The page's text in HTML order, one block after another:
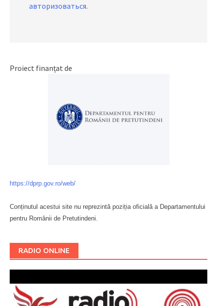
авторизоваться.
Proiect finanțat de
https://dprp.gov.ro/web/
Conținutul acestui site nu reprezintă poziția oficială a Departamentului
pentru Românii de Pretutindeni.
RADIO ONLINE